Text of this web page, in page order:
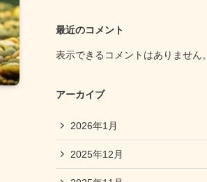
最近のコメント
表示できるコメントはありません。
アーカイブ
2026年1月
2025年12月